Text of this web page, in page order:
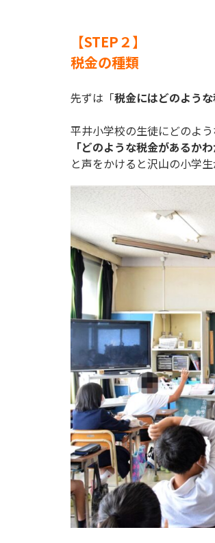
【STEP２】
税金の種類
先ずは「税金にはどのよう
平井小学校の生徒にどのよ
「どのような税金があるか
と声をかけると沢山の小学